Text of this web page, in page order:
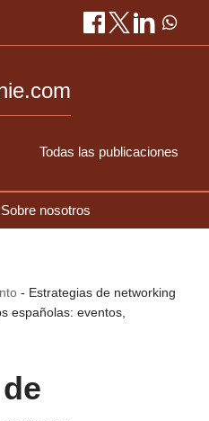
Todas las publicaciones
Sobre nosotros
- Estrategias de networking
españolas: eventos,